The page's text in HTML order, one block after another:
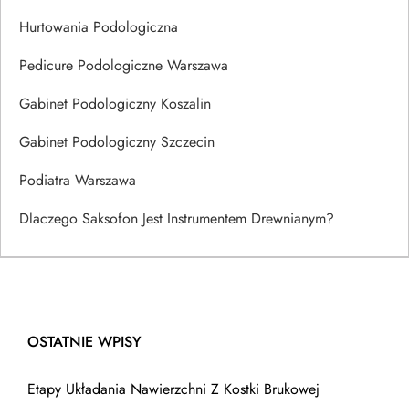
Hurtowania Podologiczna
Pedicure Podologiczne Warszawa
Gabinet Podologiczny Koszalin
Gabinet Podologiczny Szczecin
Podiatra Warszawa
Dlaczego Saksofon Jest Instrumentem Drewnianym?
OSTATNIE WPISY
Etapy Układania Nawierzchni Z Kostki Brukowej